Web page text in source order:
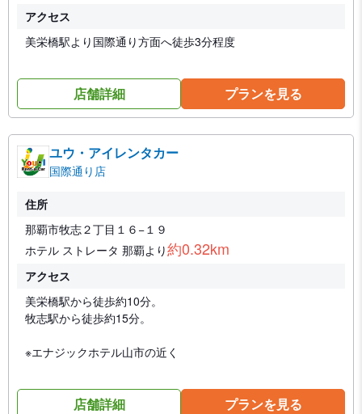
アクセス
美栄橋駅より国際通り方面へ徒歩3分程度
店舗詳細 プランを見る
ユウ・アイレンタカー
国際通り店
住所
那覇市牧志２丁目１６−１９
ホテル ストレータ 那覇より約0.32km
アクセス
美栄橋駅から徒歩約10分。
牧志駅から徒歩約15分。
※エナジックホテル山市の近く
店舗詳細 プランを見る